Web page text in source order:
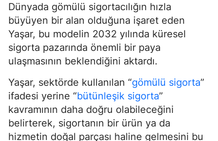
Dünyada gömülü sigortacılığın hızla
büyüyen bir alan olduğuna işaret eden
Yaşar, bu modelin 2032 yılında küresel
sigorta pazarında önemli bir paya
ulaşmasının beklendiğini aktardı.
Yaşar, sektörde kullanılan “gömülü sigorta”
ifadesi yerine “bütünleşik sigorta”
kavramının daha doğru olabileceğini
belirterek, sigortanın bir ürün ya da
hizmetin doğal parçası haline gelmesini bu